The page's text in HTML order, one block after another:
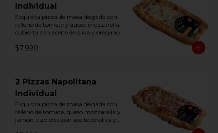
Individual
Exquisita pizza de masa delgada con
relleno de tomate y queso mozzarella,
cubierta con aceite de oliva y orégano.
$7.990
2 Pizzas Napolitana
Individual
Exquisita pizza de masa delgada con
relleno de tomate, queso mozzarella y
jamón, cubierta con aceite de oliva y